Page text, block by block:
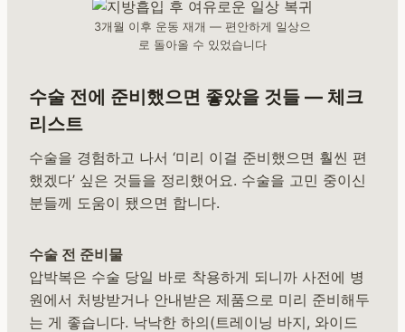
3개월 이후 운동 재개 — 편안하게 일상으
로 돌아올 수 있었습니다
수술 전에 준비했으면 좋았을 것들 — 체크
리스트
수술을 경험하고 나서 ‘미리 이걸 준비했으면 훨씬 편
했겠다’ 싶은 것들을 정리했어요. 수술을 고민 중이신
분들께 도움이 됐으면 합니다.
수술 전 준비물
압박복은 수술 당일 바로 착용하게 되니까 사전에 병
원에서 처방받거나 안내받은 제품으로 미리 준비해두
는 게 좋습니다. 낙낙한 하의(트레이닝 바지, 와이드